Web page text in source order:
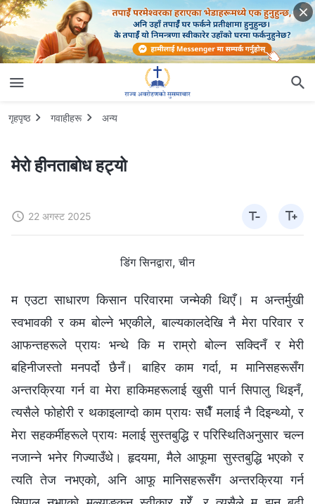
गृहपृष्ठ गवाहीहरू अन्य
मेरो हीनताबोध हट्यो
22 अगस्ट 2025
डिंग सिनद्वारा, चीन
म एउटा साधारण किसान परिवारमा जन्मेकी थिएँ। म अन्तर्मुखी
स्वभावकी र कम बोल्ने भएकीले, बाल्यकालदेखि नै मेरा परिवार र
आफन्तहरूले प्रायः भन्थे कि म राम्रो बोल्न सक्दिनँ र मेरी
बहिनीजस्तो मनपर्दो छैनँ। बाहिर काम गर्दा, म मानिसहरूसँग
अन्तरक्रिया गर्न वा मेरा हाकिमहरूलाई खुसी पार्न सिपालु थिइनँ,
त्यसैले फोहोरी र थकाइलाग्दो काम प्रायः सधैँ मलाई नै दिइन्थ्यो, र
मेरा सहकर्मीहरूले प्रायः मलाई सुस्तबुद्धि र परिस्थितिअनुसार चल्न
नजान्ने भनेर गिज्याउँथे। हृदयमा, मैले आफूमा सुस्तबुद्धि भएको र
त्यति तेज नभएको, अनि आफू मानिसहरूसँग अन्तरक्रिया गर्न